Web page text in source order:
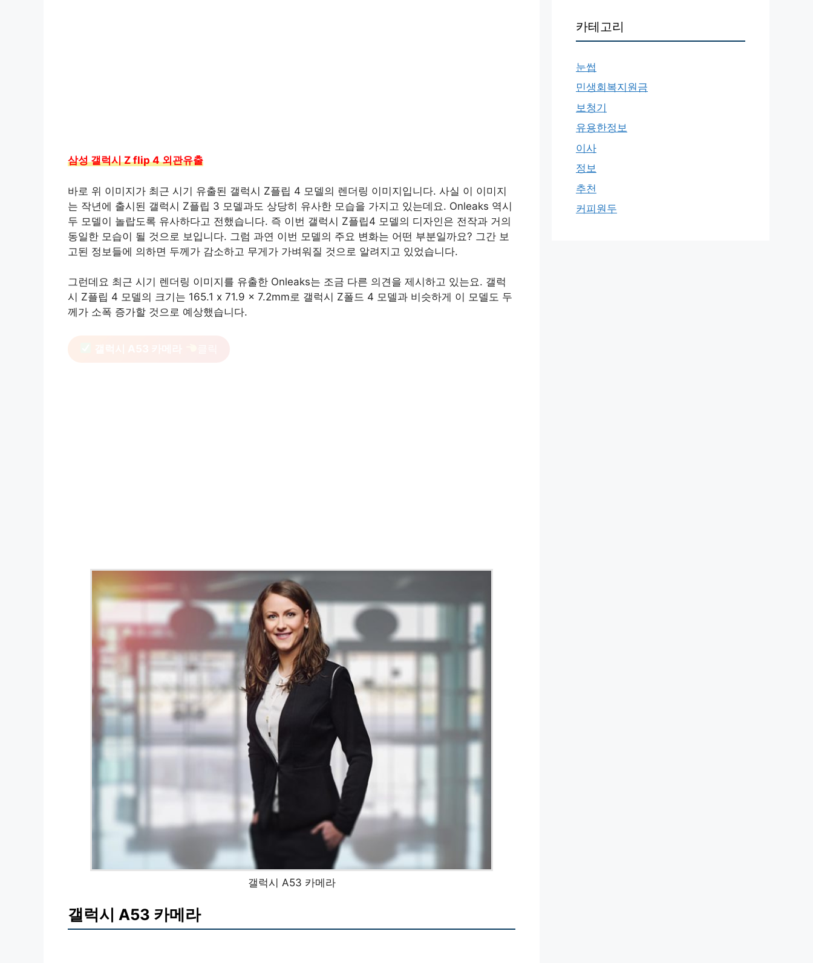
삼성 갤럭시 Z flip 4 외관유출
바로 위 이미지가 최근 시기 유출된 갤럭시 Z플립 4 모델의 렌더링 이미지입니다. 사실 이 이미지
는 작년에 출시된 갤럭시 Z플립 3 모델과도 상당히 유사한 모습을 가지고 있는데요. Onleaks 역시
두 모델이 놀랍도록 유사하다고 전했습니다. 즉 이번 갤럭시 Z플립4 모델의 디자인은 전작과 거의
동일한 모습이 될 것으로 보입니다. 그럼 과연 이번 모델의 주요 변화는 어떤 부분일까요? 그간 보
고된 정보들에 의하면 두께가 감소하고 무게가 가벼워질 것으로 알려지고 있었습니다.
그런데요 최근 시기 렌더링 이미지를 유출한 Onleaks는 조금 다른 의견을 제시하고 있는요. 갤럭
시 Z플립 4 모델의 크기는 165.1 x 71.9 x 7.2mm로 갤럭시 Z폴드 4 모델과 비슷하게 이 모델도 두
께가 소폭 증가할 것으로 예상했습니다.
갤럭시 A53 카메라
갤럭시 A53 카메라
카테고리
눈썹
민생회복지원금
보청기
유용한정보
이사
정보
추천
커피원두